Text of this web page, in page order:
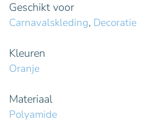
Geschikt voor
Carnavalskleding, Decoratie
Kleuren
Oranje
Materiaal
Polyamide